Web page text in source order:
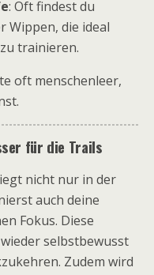
: Oft findest du
Wippen, die ideal
trainieren.
oft menschenleer,
für die Trails
nicht nur in der
auch deine
Fokus. Diese
selbstbewusst
Zudem wird